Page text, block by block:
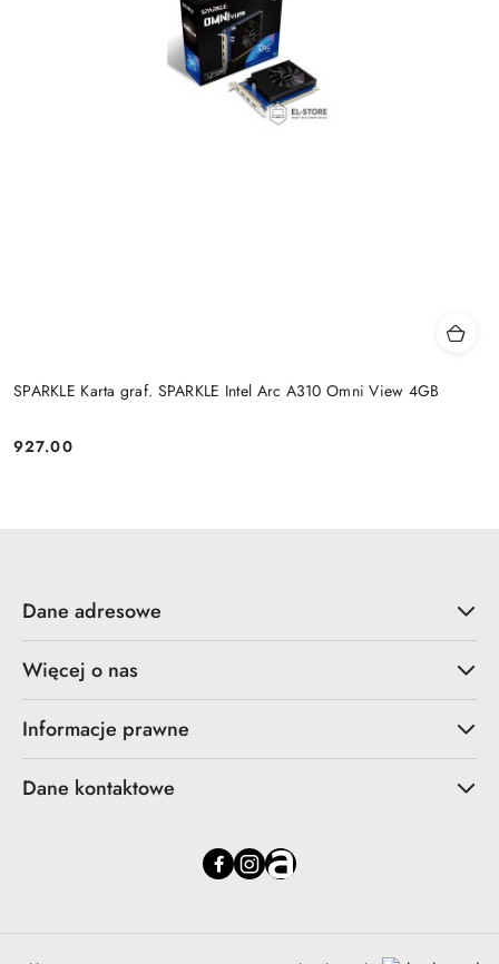
SPARKLE Karta graf. SPARKLE Intel Arc A310 Omni View 4GB
Cena:
927.00
Dane adresowe
Więcej o nas
Informacje prawne
Dane kontaktowe